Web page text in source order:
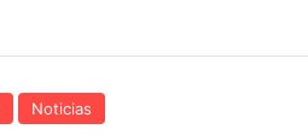
Noticias